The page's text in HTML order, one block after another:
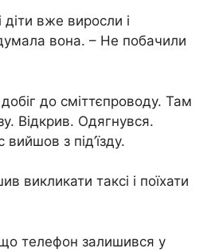
вже виросли і
вона. – Не побачили
до сміттєпроводу. Там
Відкрив. Одягнувся.
з під’їзду.
викликати таксі і поїхати
що телефон залишився у